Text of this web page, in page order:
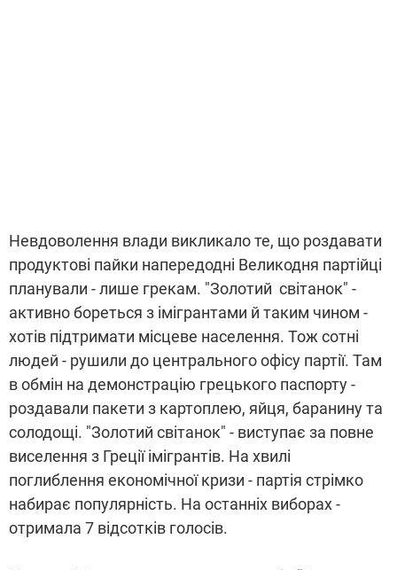
Невдоволення влади викликало те, що роздавати
продуктові пайки напередодні Великодня партійці
планували - лише грекам. "Золотий світанок" -
активно бореться з імігрантами й таким чином -
хотів підтримати місцеве населення. Тож сотні
людей - рушили до центрального офісу партії. Там
в обмін на демонстрацію грецького паспорту -
роздавали пакети з картоплею, яйця, баранину та
солодощі. "Золотий світанок" - виступає за повне
виселення з Греції імігрантів. На хвилі
поглиблення економічної кризи - партія стрімко
набирає популярність. На останніх виборах -
отримала 7 відсотків голосів.